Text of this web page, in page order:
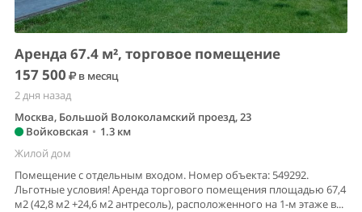
Аренда 67.4 м², торговое помещение
157 500
в месяц
2 дня назад
Москва, Большой Волоколамский проезд, 23
Войковская • 1.3 км
Жилой дом
Помещение с отдельным входом. Номер объекта: 549292.
Льготные условия! Аренда торгового помещения площадью 67,4
м2 (42,8 м2 +24,6 м2 антресоль), расположенного на 1-м этаже в...